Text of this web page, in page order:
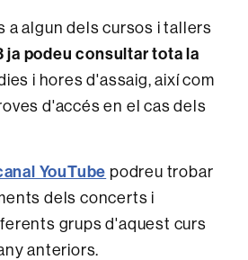
a algun dels cursos i tallers
podeu consultar tota la
i hores d'assaig, així com
d'accés en el cas dels
YouTube podreu trobar
dels concerts i
grups d'aquest curs
anteriors.